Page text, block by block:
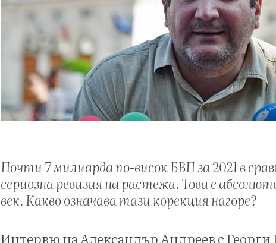
Почти 7 милиарда по-висок БВП за 2021 в
сериозна ревизия на растежа. Това е
век. Какво означава тази корекция нагоре?
Интервю на Александър Андреев с Георги